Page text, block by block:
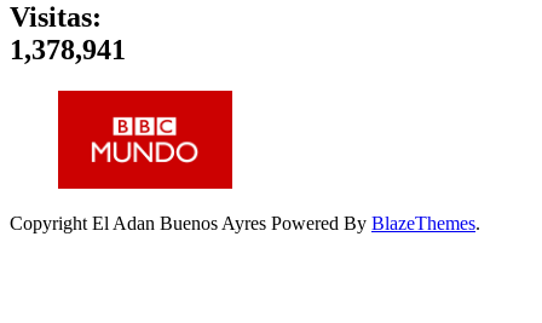
Visitas:
1,378,941
Copyright El Adan Buenos Ayres Powered By BlazeThemes.